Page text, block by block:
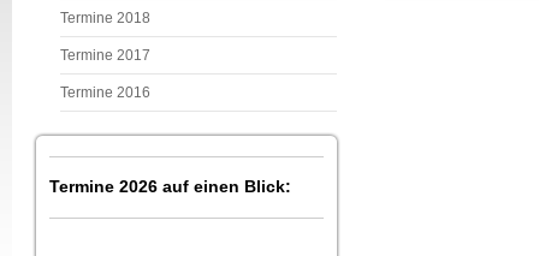
Termine 2018
Termine 2017
Termine 2016
Termine 2026 auf einen Blick: